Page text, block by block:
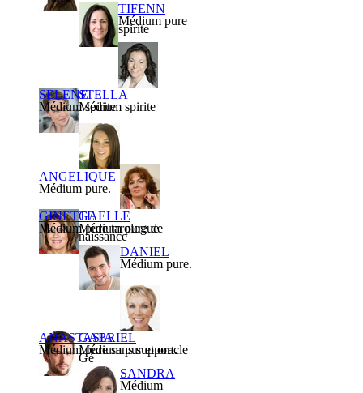
TIFENN
Médium pure
spirite
SELENE
Médium spirite
STELLA
Médium spirite
ANGELIQUE
Médium pure.
GINETTE
Médium pure tarologue
GAELLE
Médium pure de
naissance
DANIEL
Médium pure.
ANASTASIA
Médium pure sans support.
GABRIEL
Médium pur et oracle
Gé
SANDRA
Médium